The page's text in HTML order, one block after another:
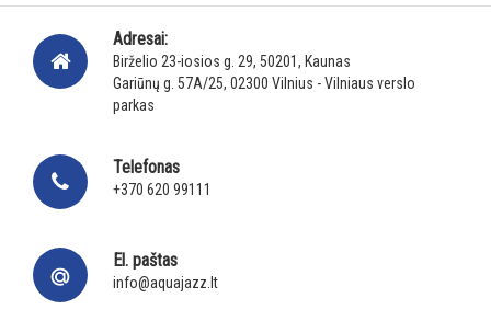
Adresai:
Birželio 23-iosios g. 29, 50201, Kaunas
Gariūnų g. 57A/25, 02300 Vilnius - Vilniaus verslo
parkas
Telefonas
+370 620 99111
El. paštas
info@aquajazz.lt